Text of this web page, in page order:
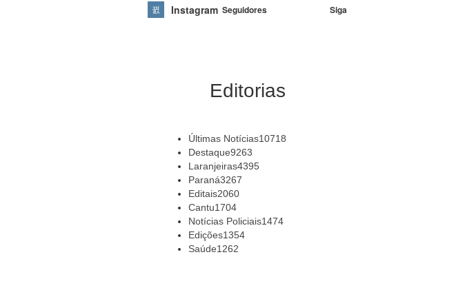
Instagram Seguidores Siga
Editorias
Últimas Notícias10718
Destaque9263
Laranjeiras4395
Paraná3267
Editais2060
Cantu1704
Notícias Policiais1474
Edições1354
Saúde1262